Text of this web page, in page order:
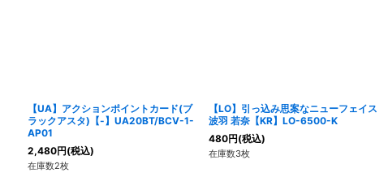
【UA】アクションポイントカード(ブ
ラックアスタ)【-】UA20BT/BCV-1-
AP01
2,480円(税込)
在庫数2枚
【LO】引っ込み思案なニューフェイス
波羽 若奈【KR】LO-6500-K
480円(税込)
在庫数3枚